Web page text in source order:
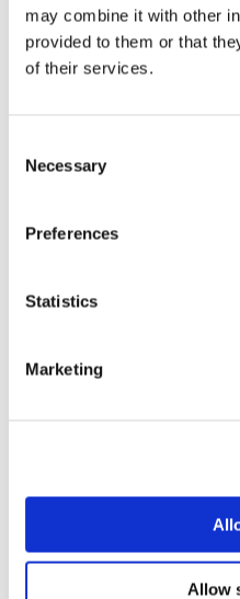
may combine it with other
provided to them or that
of their services.
Selection
Necessary
Preferences
Statistics
Marketing
Allow
Мероприятия
Наше
Без поджанра